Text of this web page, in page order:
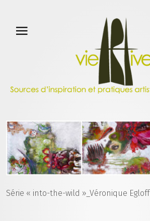
Série « into-the-wild »_Véronique Egloff